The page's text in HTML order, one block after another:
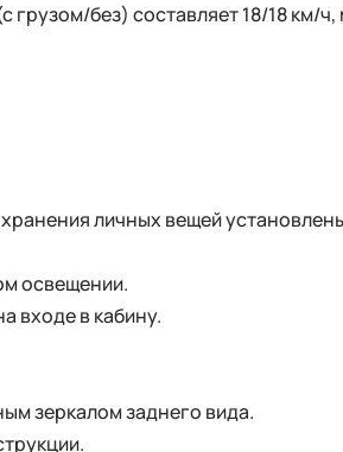
без) составляет 18/18 км/
личных вещей
освещении.
входе в кабину.
зеркалом заднего вида.